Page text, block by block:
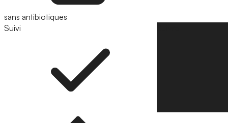
sans antibiotiques
Suivi